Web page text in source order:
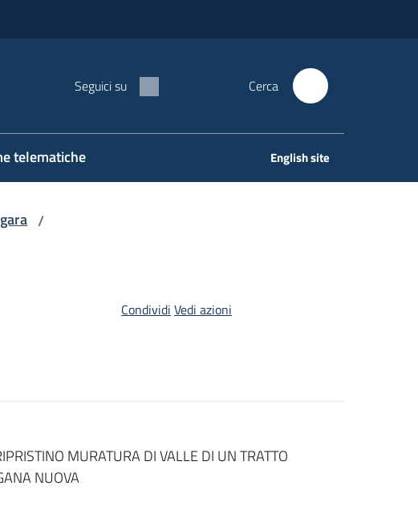
Seguici su Cerca
telematiche English site
/
Condividi Vedi azioni
MURATURA DI VALLE DI UN TRATTO
NUOVA